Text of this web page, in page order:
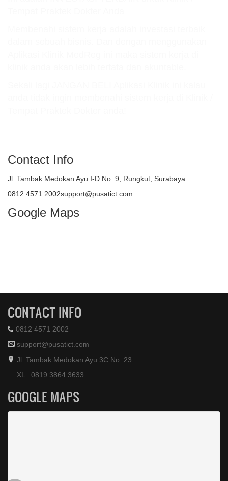
Contact Info
Jl. Tambak Medokan Ayu I-D No. 9, Rungkut, Surabaya
0812 4571 2002support@pusatict.com
Google Maps
CONTACT INFO
0812 4571 2002
support@pusatict.com
Jl. Tambak Medokan Ayu 3C No. 23
XL : 0819 3864 3633
GOOGLE MAPS